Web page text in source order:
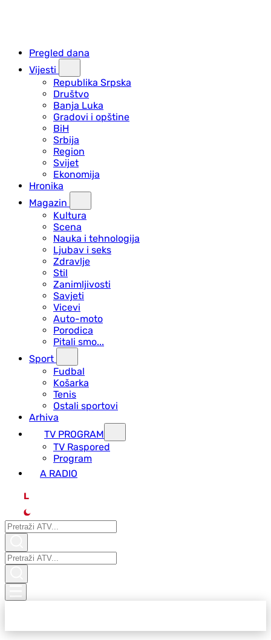
Pregled dana
Vijesti
Republika Srpska
Društvo
Banja Luka
Gradovi i opštine
BiH
Srbija
Region
Svijet
Ekonomija
Hronika
Magazin
Kultura
Scena
Nauka i tehnologija
Ljubav i seks
Zdravlje
Stil
Zanimljivosti
Savjeti
Vicevi
Auto-moto
Porodica
Pitali smo...
Sport
Fudbal
Košarka
Tenis
Ostali sportovi
Arhiva
TV PROGRAM
ТV Raspored
Program
A RADIO
L